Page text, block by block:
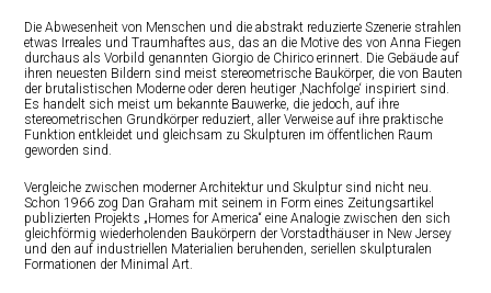
Die Abwesenheit von Menschen und die abstrakt reduzierte Szenerie strahlen
etwas Irreales und Traumhaftes aus, das an die Motive des von Anna Fiegen
durchaus als Vorbild genannten Giorgio de Chirico erinnert. Die Gebäude auf
ihren neuesten Bildern sind meist stereometrische Baukörper, die von Bauten
der brutalistischen Moderne oder deren heutiger ‚Nachfolge‘ inspiriert sind.
Es handelt sich meist um bekannte Bauwerke, die jedoch, auf ihre
stereometrischen Grundkörper reduziert, aller Verweise auf ihre praktische
Funktion entkleidet und gleichsam zu Skulpturen im öffentlichen Raum
geworden sind.
Vergleiche zwischen moderner Architektur und Skulptur sind nicht neu.
Schon 1966 zog Dan Graham mit seinem in Form eines Zeitungsartikel
publizierten Projekts „Homes for America“ eine Analogie zwischen den sich
gleichförmig wiederholenden Baukörpern der Vorstadthäuser in New Jersey
und den auf industriellen Materialien beruhenden, seriellen skulpturalen
Formationen der Minimal Art.